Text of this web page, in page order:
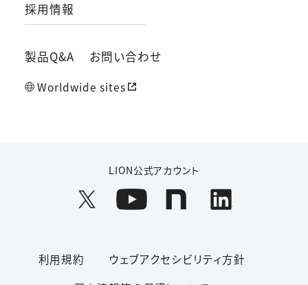
採用情報
製品Q&A お問い合わせ
Worldwide sites
LION公式アカウント
利用規約
ウェブアクセシビリティ方針